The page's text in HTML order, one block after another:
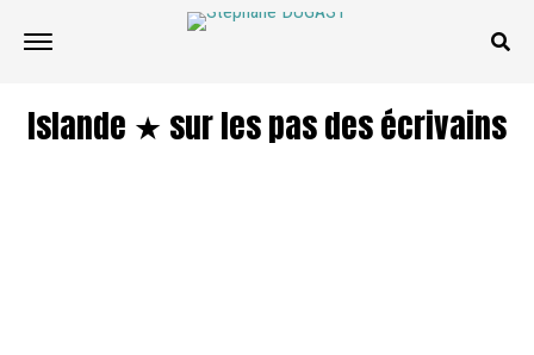
Islande ★ sur les pas des écrivains